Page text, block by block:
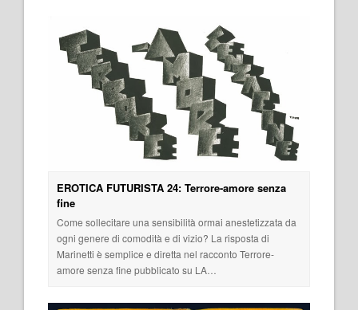
EROTICA FUTURISTA 24: Terrore-amore senza
fine
Come sollecitare una sensibilità ormai anestetizzata da
ogni genere di comodità e di vizio? La risposta di
Marinetti è semplice e diretta nel racconto Terrore-
amore senza fine pubblicato su LA…